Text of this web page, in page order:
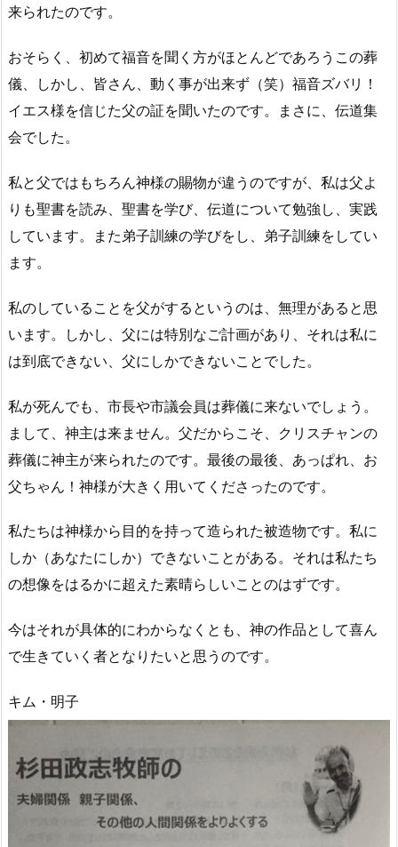
来られたのです。
おそらく、初めて福音を聞く方がほとんどであろうこの葬
儀、しかし、皆さん、動く事が出来ず（笑）福音ズバリ！
イエス様を信じた父の証を聞いたのです。まさに、伝道集
会でした。
私と父ではもちろん神様の賜物が違うのですが、私は父よ
りも聖書を読み、聖書を学び、伝道について勉強し、実践
しています。また弟子訓練の学びをし、弟子訓練をしてい
ます。
私のしていることを父がするというのは、無理があると思
います。しかし、父には特別なご計画があり、それは私に
は到底できない、父にしかできないことでした。
私が死んでも、市長や市議会員は葬儀に来ないでしょう。
まして、神主は来ません。父だからこそ、クリスチャンの
葬儀に神主が来られたのです。最後の最後、あっぱれ、お
父ちゃん！神様が大きく用いてくださったのです。
私たちは神様から目的を持って造られた被造物です。私に
しか（あなたにしか）できないことがある。それは私たち
の想像をはるかに超えた素晴らしいことのはずです。
今はそれが具体的にわからなくとも、神の作品として喜ん
で生きていく者となりたいと思うのです。
キム・明子